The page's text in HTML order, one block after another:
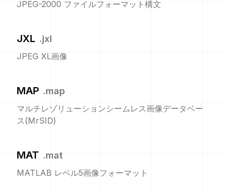
JPEG-2000 ファイルフォーマット構文
JXL .jxl
JPEG XL画像
MAP .map
マルチレゾリューションシームレス画像データベー
ス(MrSID)
MAT .mat
MATLAB レベル5画像フォーマット